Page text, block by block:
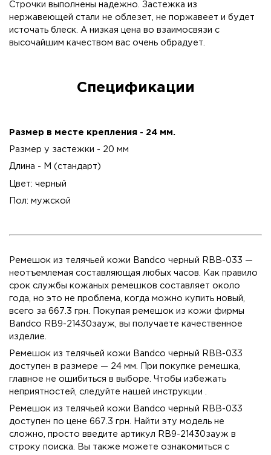
Строчки выполнены надежно. Застежка из
нержавеющей стали не облезет, не поржавеет и будет
источать блеск. А низкая цена во взаимосвязи с
высочайшим качеством вас очень обрадует.
Спецификации
Размер в месте крепления - 24 мм.
Размер у застежки - 20 мм
Длина - М (стандарт)
Цвет: черный
Пол: мужской
Ремешок из телячьей кожи Bandco черный RBB-033 —
неотъемлемая составляющая любых часов. Как правило
срок службы кожаных ремешков составляет около
года, но это не проблема, когда можно купить новый,
всего за 667.3 грн. Покупая ремешок из кожи фирмы
Bandco RB9-21430зауж, вы получаете качественное
изделие.
Ремешок из телячьей кожи Bandco черный RBB-033
доступен в размере — 24 мм. При покупке ремешка,
главное не ошибиться в выборе. Чтобы избежать
неприятностей, следуйте нашей инструкции
Ремешок из телячьей кожи Bandco черный RBB-033
доступен по цене 667.3 грн. Найти эту модель не
сложно, просто введите артикул RB9-21430зауж в
строку поиска. Вы также можете ознакомиться с